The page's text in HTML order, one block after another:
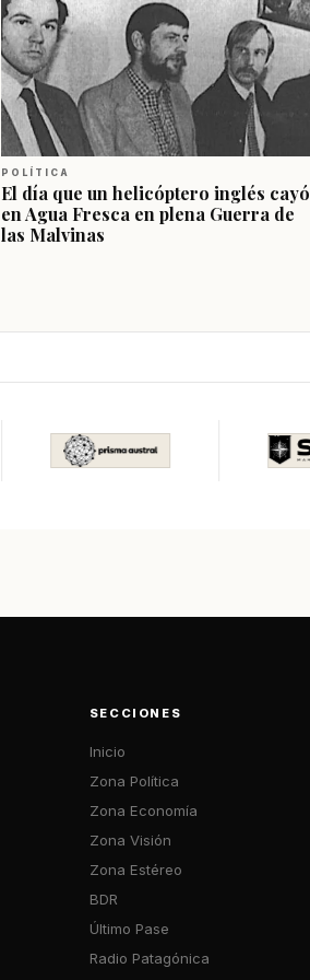
POLÍTICA
El día que un helicóptero inglés cayó
en Agua Fresca en plena Guerra de
las Malvinas
SECCIONES
Inicio
Zona Política
Zona Economía
Zona Visión
Zona Estéreo
BDR
Último Pase
Radio Patagónica